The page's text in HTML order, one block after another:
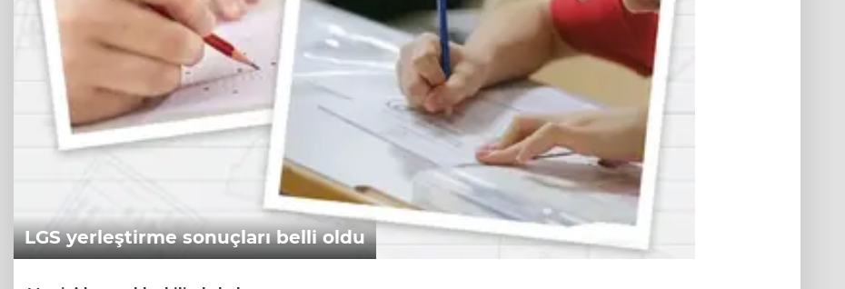
LGS yerleştirme sonuçları belli oldu